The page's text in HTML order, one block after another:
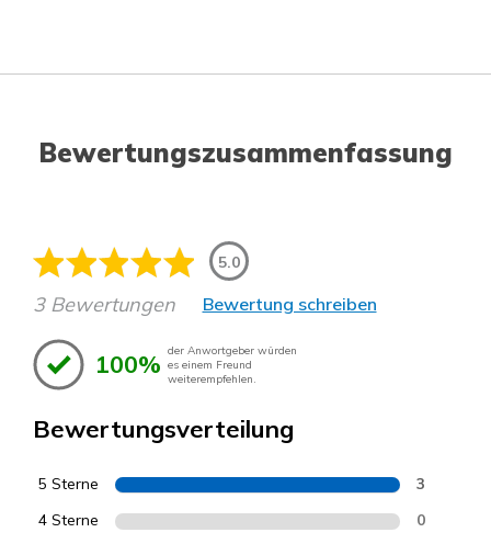
Bewertungszusammenfassung
5.0
3 Bewertungen Bewertung schreiben
100% der Anwortgeber würden
es einem Freund
weiterempfehlen.
Bewertungsverteilung
5 Sterne 3
4 Sterne 0